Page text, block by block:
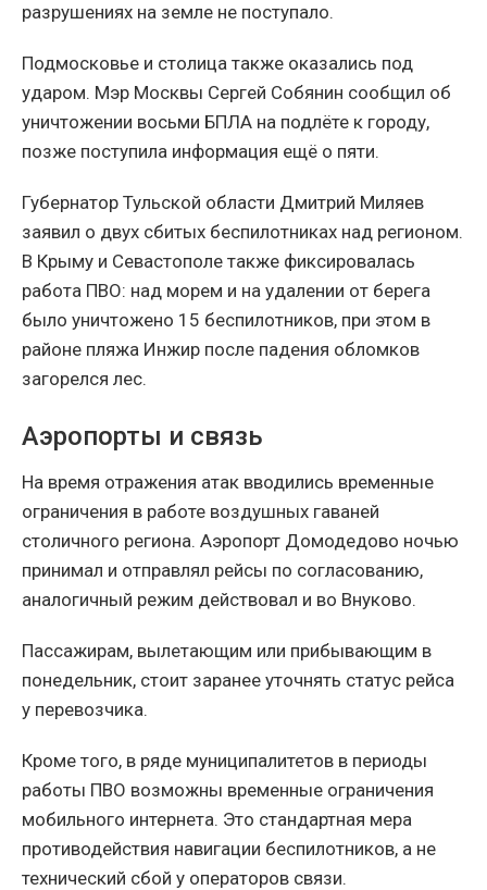
разрушениях на земле не поступало.
Подмосковье и столица также оказались под
ударом. Мэр Москвы Сергей Собянин сообщил об
уничтожении восьми БПЛА на подлёте к городу,
позже поступила информация ещё о пяти.
Губернатор Тульской области Дмитрий Миляев
заявил о двух сбитых беспилотниках над регионом.
В Крыму и Севастополе также фиксировалась
работа ПВО: над морем и на удалении от берега
было уничтожено 15 беспилотников, при этом в
районе пляжа Инжир после падения обломков
загорелся лес.
Аэропорты и связь
На время отражения атак вводились временные
ограничения в работе воздушных гаваней
столичного региона. Аэропорт Домодедово ночью
принимал и отправлял рейсы по согласованию,
аналогичный режим действовал и во Внуково.
Пассажирам, вылетающим или прибывающим в
понедельник, стоит заранее уточнять статус рейса
у перевозчика.
Кроме того, в ряде муниципалитетов в периоды
работы ПВО возможны временные ограничения
мобильного интернета. Это стандартная мера
противодействия навигации беспилотников, а не
технический сбой у операторов связи.